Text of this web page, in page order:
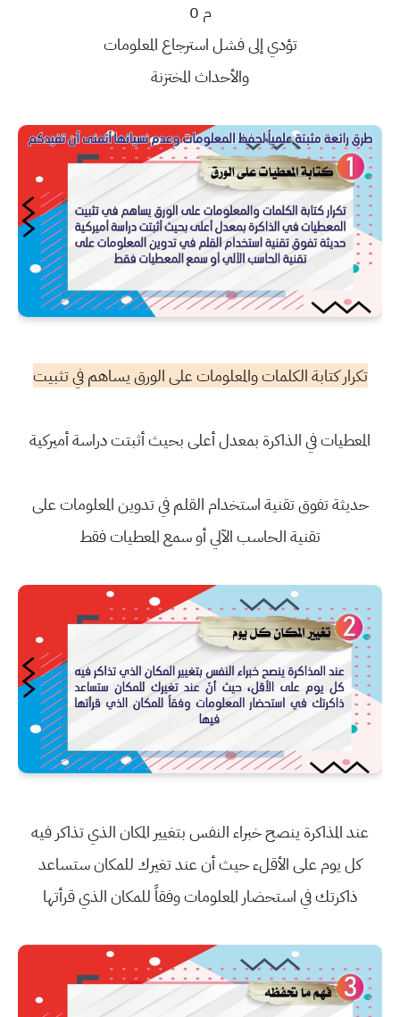
م 0
تؤدي إلى فشل استرجاع المعلومات
والأحداث المختزنة
تكرار كتابة الكلمات والمعلومات على الورق يساهم في تثبيت
المعطيات في الذاكرة بمعدل أعلى بحيث أثبتت دراسة أميركية
حديثة تفوق تقنية استخدام القلم في تدوين المعلومات على
تقنية الحاسب الآلي أو سمع المعطيات فقط
عند المذاكرة ينصح خبراء النفس بتغيير المكان الذي تذاكر فيه
كل يوم على الأقلء حيث أن عند تغيرك للمكان ستساعد
ذاكرتك في استحضار المعلومات وفقاً للمكان الذي قرأتها